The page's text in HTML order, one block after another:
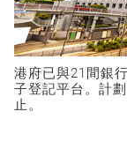
港府已與21間銀
子登記平台。計
止。